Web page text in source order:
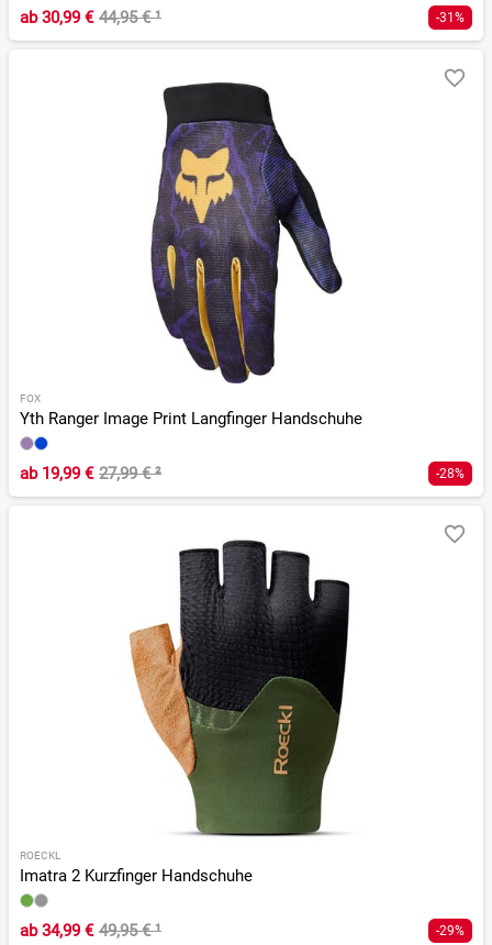
ab30,99 € 44,95 €¹ -31%
FOX
Yth Ranger Image Print Langfinger Handschuhe
ab19,99 € 27,99 €² -28%
ROECKL
Imatra 2 Kurzfinger Handschuhe
ab34,99 € 49,95 €¹ -29%